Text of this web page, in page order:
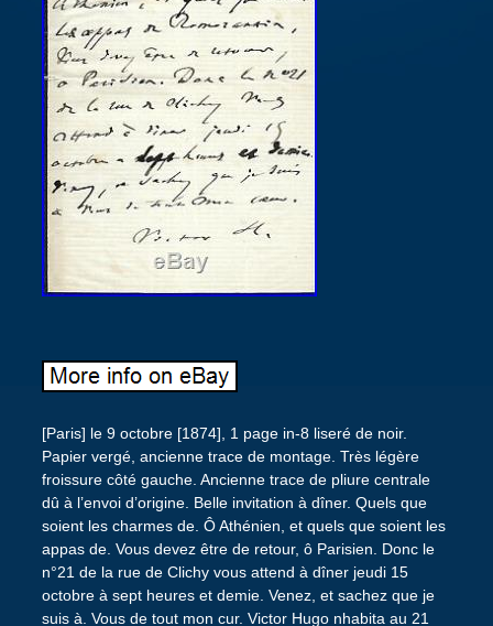
[Paris] le 9 octobre [1874], 1 page in-8 liseré de noir.
Papier vergé, ancienne trace de montage. Très légère
froissure côté gauche. Ancienne trace de pliure centrale
dû à l’envoi d’origine. Belle invitation à dîner. Quels que
soient les charmes de. Ô Athénien, et quels que soient les
appas de. Vous devez être de retour, ô Parisien. Donc le
n°21 de la rue de Clichy vous attend à dîner jeudi 15
octobre à sept heures et demie. Venez, et sachez que je
suis à. Vous de tout mon cur. Victor Hugo nhabita au 21